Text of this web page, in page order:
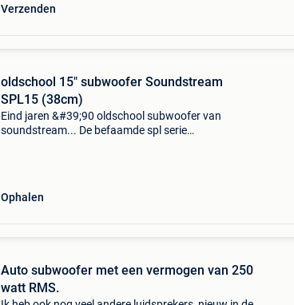
Verzenden
oldschool 15" subwoofer Soundstream
SPL15 (38cm)
Eind jaren &#39;90 oldschool subwoofer van
soundstream... De befaamde spl serie
Ophalen
Auto subwoofer met een vermogen van 250
watt RMS.